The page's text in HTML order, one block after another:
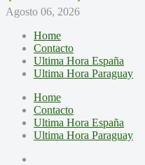
Agosto 06, 2026
Home
Contacto
Ultima Hora España
Ultima Hora Paraguay
Home
Contacto
Ultima Hora España
Ultima Hora Paraguay